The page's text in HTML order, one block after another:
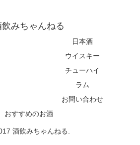
飲みちゃんねる
日本酒
ウイスキー
チューハイ
ラム
お問い合わせ
おすすめのお酒
酒飲みちゃんねる.